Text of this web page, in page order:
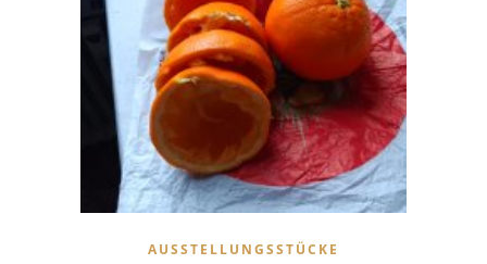
AUSSTELLUNGSSTÜCKE